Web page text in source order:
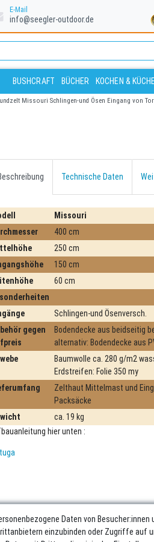
E-Mail
info@seegler-outdoor.de
BUSHCRAFT BÜCHER KOCHEN & KÜCHE
Missouri Schlingen-und Ösen Eingang von
Technische Daten
Missouri
400 cm
250 cm
150 cm
60 cm
Schlingen-und Ösenversch.
gegen
Bodendecke aus beidseitig
alternativ: Bodendecke aus
Baumwolle ca. 280 g/m2
Erdstreifen: Folie 350 my
Zelthaut Mittelmast und
Packsäcke
ca. 19 kg
hier unten :
Daten von Besucher:innen
einzubinden oder Zugriffe auf